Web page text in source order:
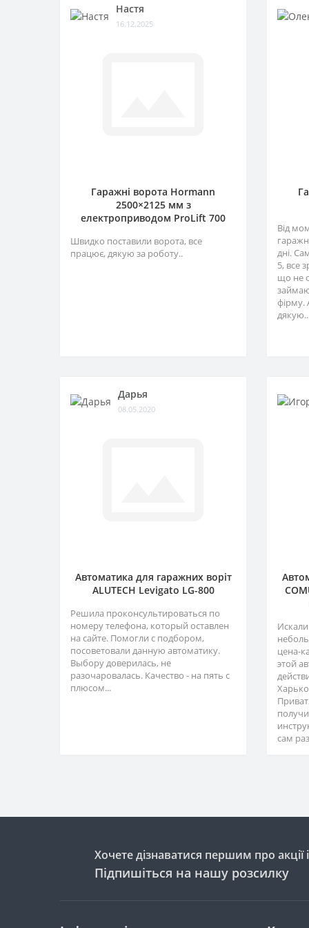
ROTELLI
ROTELLI
ROGER
Автоматика для ролет Gant
Плати та блоки управління
Настя
16.12.2025
Гаражні ворота Hormann
2500×2125 мм з
електроприводом ProLift 700
Швидко поставили ворота, все
працює, дякую за роботу..
Від
дні.
5, все
що не
фірму.
дякую..
Дарья
08.05.2020
Автоматика для гаражних воріт
ALUTECH Levigato LG-800
Решила проконсультироваться по
номеру телефона, который оставлен
на сайте. Помогли с подбором,
посоветовали данную автоматику.
Выбору доверилась, не
разочаровалась. Качество - на пять с
плюсом...
цена-
этой
сам
Хочете дізнаватися першим про акції
Підпишіться на нашу розсилку